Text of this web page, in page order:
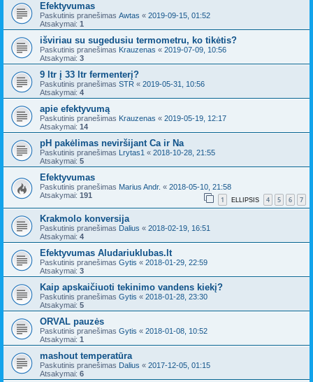
Efektyvumas
Paskutinis pranešimas Awtas « 2019-09-15, 01:52
Atsakymai: 1
išviriau su sugedusiu termometru, ko tikėtis?
Paskutinis pranešimas Krauzenas « 2019-07-09, 10:56
Atsakymai: 3
9 ltr į 33 ltr fermenterį?
Paskutinis pranešimas STR « 2019-05-31, 10:56
Atsakymai: 4
apie efektyvumą
Paskutinis pranešimas Krauzenas « 2019-05-19, 12:17
Atsakymai: 14
pH pakėlimas neviršijant Ca ir Na
Paskutinis pranešimas Lrytas1 « 2018-10-28, 21:55
Atsakymai: 5
Efektyvumas
Paskutinis pranešimas Marius Andr. « 2018-05-10, 21:58
Atsakymai: 191 1 ELLIPSIS 4 5 6 7
Krakmolo konversija
Paskutinis pranešimas Dalius « 2018-02-19, 16:51
Atsakymai: 4
Efektyvumas Aludariuklubas.lt
Paskutinis pranešimas Gytis « 2018-01-29, 22:59
Atsakymai: 3
Kaip apskaičiuoti tekinimo vandens kiekį?
Paskutinis pranešimas Gytis « 2018-01-28, 23:30
Atsakymai: 5
ORVAL pauzės
Paskutinis pranešimas Gytis « 2018-01-08, 10:52
Atsakymai: 1
mashout temperatūra
Paskutinis pranešimas Dalius « 2017-12-05, 01:15
Atsakymai: 6